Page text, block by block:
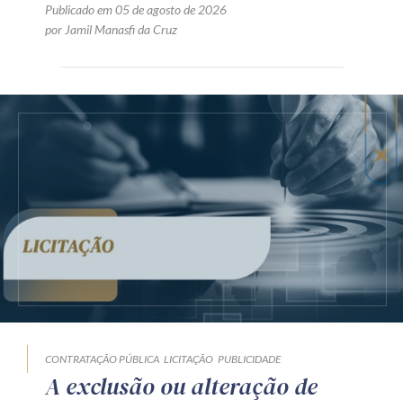
Publicado em 05 de agosto de 2026
por Jamil Manasfi da Cruz
CONTRATAÇÃO PÚBLICA LICITAÇÃO PUBLICIDADE
A exclusão ou alteração de